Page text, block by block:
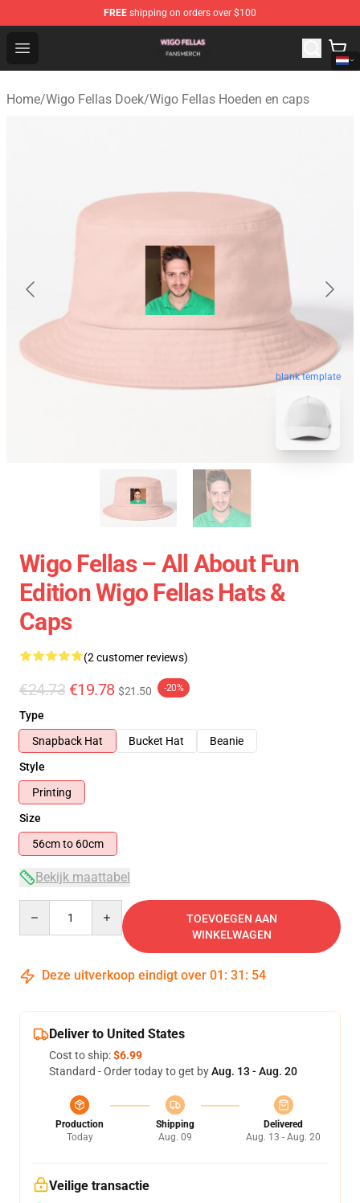
FREE shipping on orders over $100
Open menu
Wigo Fellas Shop - Official Wigo Fellas Merchandise
Home/Wigo Fellas Doek/Wigo Fellas Hoeden en caps
blank template
Wigo Fellas – All About Fun
Edition Wigo Fellas Hats &
Caps
(2 customer reviews)
€24.73 €19.78 $21.50 -20%
Type
Snapback Hat
Bucket Hat
Beanie
Style
Printing
Size
56cm to 60cm
Bekijk maattabel
TOEVOEGEN AAN
WINKELWAGEN
Deze uitverkoop eindigt over 01 : 31 : 54
Deliver to United States
Cost to ship:$6.99
Standard - Order today to get byAug. 13 - Aug. 20
Production
Today
Shipping
Aug. 09
Delivered
Aug. 13 - Aug. 20
Veilige transactie